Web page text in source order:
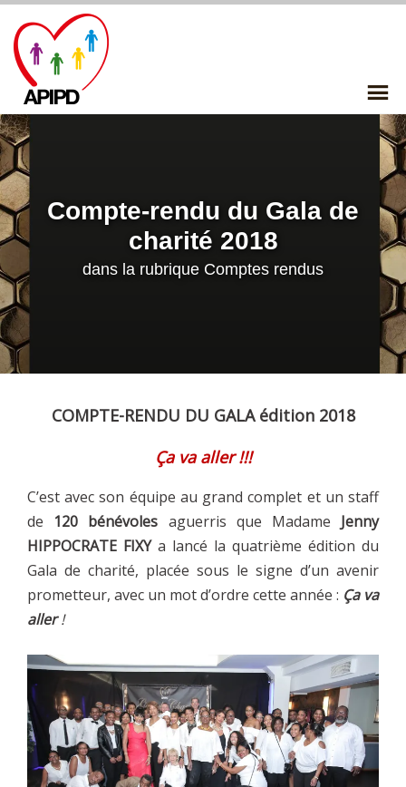
content
Compte-rendu du Gala de
charité 2018
dans la rubrique Comptes rendus
COMPTE-RENDU DU GALA édition 2018
Ça va aller !!!
C’est avec son équipe au grand complet et un staff
de 120 bénévoles aguerris que Madame Jenny
HIPPOCRATE FIXYa lancé la quatrième édition du
Gala de charité, placée sous le signe d’un avenir
prometteur, avec un mot d’ordre cette année : Ça va
aller!